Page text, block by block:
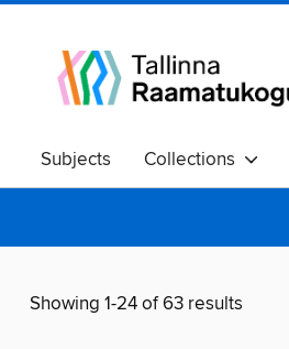
Subjects Collections
Showing 1-24 of 63 results